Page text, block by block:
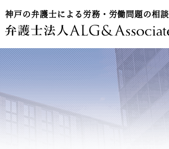
神戸の弁護士による労務・労働問題の相談